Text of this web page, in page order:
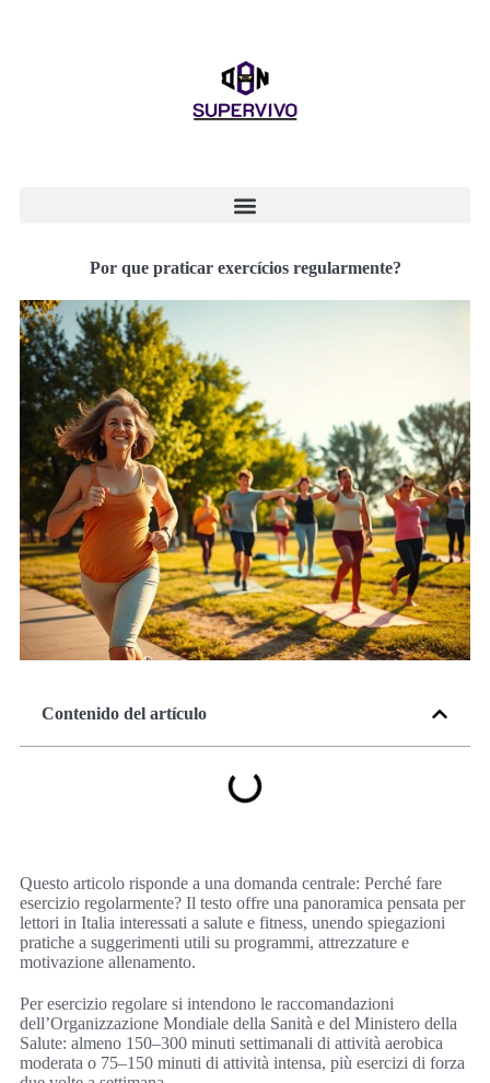
Por que praticar exercícios regularmente?
Contenido del artículo
Questo articolo risponde a una domanda centrale: Perché fare
esercizio regolarmente? Il testo offre una panoramica pensata per
lettori in Italia interessati a salute e fitness, unendo spiegazioni
pratiche a suggerimenti utili su programmi, attrezzature e
motivazione allenamento.
Per esercizio regolare si intendono le raccomandazioni
dell’Organizzazione Mondiale della Sanità e del Ministero della
Salute: almeno 150–300 minuti settimanali di attività aerobica
moderata o 75–150 minuti di attività intensa, più esercizi di forza